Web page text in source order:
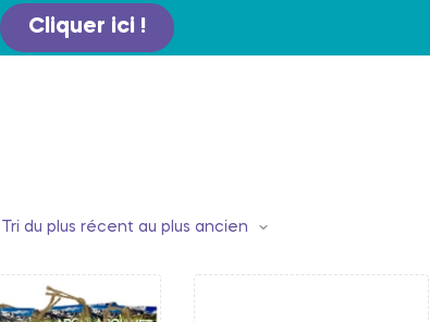
Cliquer ici !